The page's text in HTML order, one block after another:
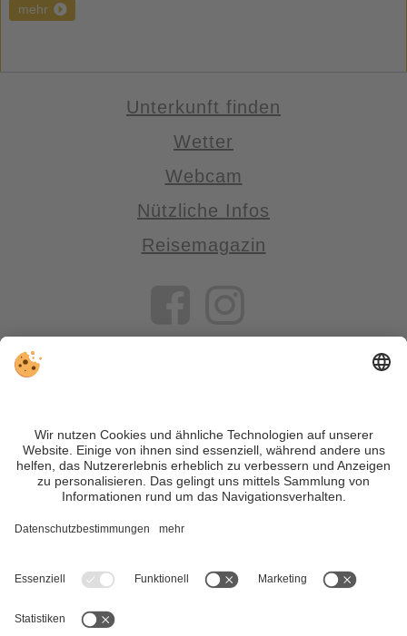
mehr
Unterkunft finden
Wetter
Webcam
Nützliche Infos
Reisemagazin
VIVOSüdtirol ist das Reiseportal für alle, die Südtirol nicht nur
besuchen, sondern wirklich erleben wollen – inklusive Tipps,
tollen Unterkünften und Angeboten.
Trotz genauer Arbeit und ständigem Aktualisieren der Inhalte,
Informieren Sie sich sicherheitshalber nochmals beim